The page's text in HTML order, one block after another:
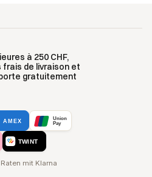
à 250 CHF,
frais de livraison et
gratuitement
AMEX
Union
Pay
TWINT
mit Klarna